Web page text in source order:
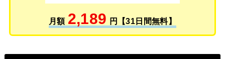
月額 2,189 円【31日間無料】